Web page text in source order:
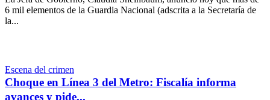
6 mil elementos de la Guardia Nacional (adscrita a la Secretaría de
la...
Escena del crimen
Choque en Línea 3 del Metro: Fiscalía informa
avances y pide...